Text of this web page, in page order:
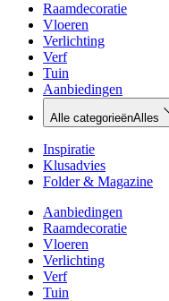
Raamdecoratie
Vloeren
Verlichting
Verf
Tuin
Aanbiedingen
Alle categorieënAlles
Inspiratie
Klusadvies
Folder & Magazine
Aanbiedingen
Raamdecoratie
Vloeren
Verlichting
Verf
Tuin